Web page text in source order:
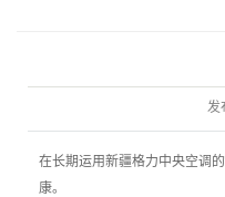
发
在长期运用新疆格力中央空调
康。